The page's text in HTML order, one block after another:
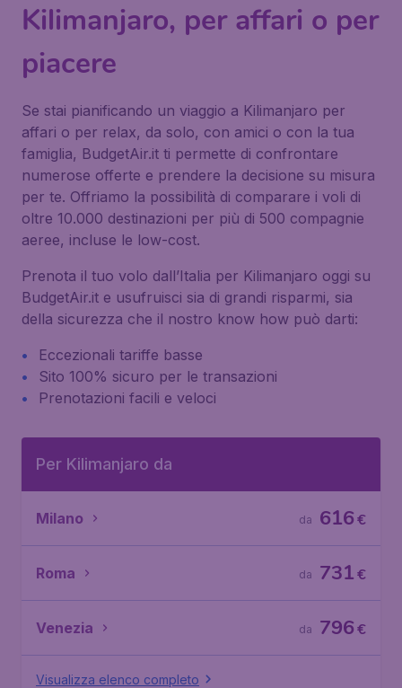
Kilimanjaro, per affari o per
piacere
Se stai pianificando un viaggio a Kilimanjaro per
affari o per relax, da solo, con amici o con la tua
famiglia, BudgetAir.it ti permette di confrontare
numerose offerte e prendere la decisione su misura
per te. Offriamo la possibilità di comparare i voli di
oltre 10.000 destinazioni per più di 500 compagnie
aeree, incluse le low-cost.
Prenota il tuo volo dall’Italia per Kilimanjaro oggi su
BudgetAir.it e usufruisci sia di grandi risparmi, sia
della sicurezza che il nostro know how può darti:
Eccezionali tariffe basse
Sito 100% sicuro per le transazioni
Prenotazioni facili e veloci
Per Kilimanjaro da
Milano €
616
da
Roma €
731
da
Venezia €
796
da
Visualizza elenco completo